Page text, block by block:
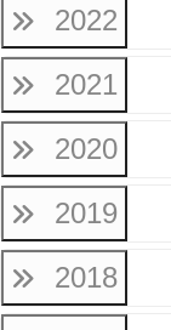
2022
2021
2020
2019
2018